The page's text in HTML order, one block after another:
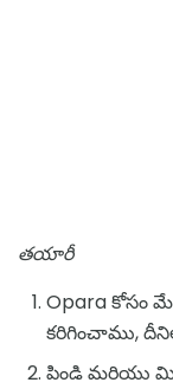
తయారీ
Opara కోసం
కరిగించాము,
పిండి మరియు